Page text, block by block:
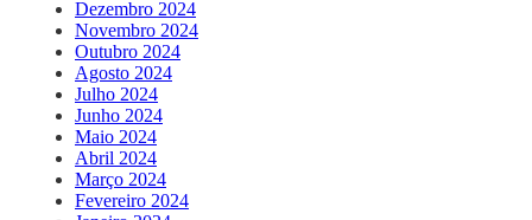
Dezembro 2024
Novembro 2024
Outubro 2024
Agosto 2024
Julho 2024
Junho 2024
Maio 2024
Abril 2024
Março 2024
Fevereiro 2024